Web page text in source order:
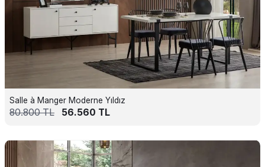
Salle à Manger Moderne Yıldız
80.800TL 56.560 TL